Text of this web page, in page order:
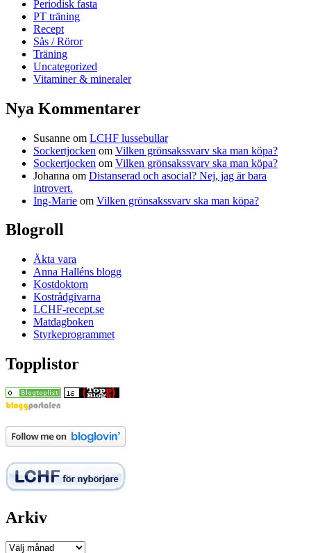
Periodisk fasta
PT träning
Recept
Sås / Röror
Träning
Uncategorized
Vitaminer & mineraler
Nya Kommentarer
Susanne om LCHF lussebullar
Sockertjocken om Vilken grönsakssvarv ska man köpa?
Sockertjocken om Vilken grönsakssvarv ska man köpa?
Johanna om Distanserad och asocial? Nej, jag är bara
introvert.
Ing-Marie om Vilken grönsakssvarv ska man köpa?
Blogroll
Äkta vara
Anna Halléns blogg
Kostdoktorn
Kostrådgivarna
LCHF-recept.se
Matdagboken
Styrkeprogrammet
Topplistor
Arkiv
Arkiv